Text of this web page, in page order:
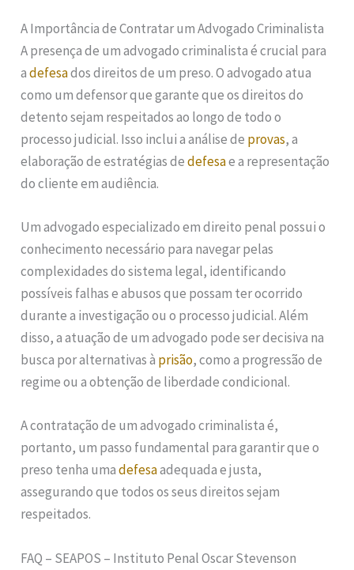
A Importância de Contratar um Advogado Criminalista
A presença de um advogado criminalista é crucial para
adefesados direitos de um preso. O advogado atua
como um defensor que garante que os direitos do
detento sejam respeitados ao longo de todo o
processo judicial. Isso inclui a análise de provas, a
elaboração de estratégias dedefesae a representação
do cliente em audiência.
Um advogado especializado em direito penal possui o
conhecimento necessário para navegar pelas
complexidades do sistema legal, identificando
possíveis falhas e abusos que possam ter ocorrido
durante a investigação ou o processo judicial. Além
disso, a atuação de um advogado pode ser decisiva na
busca por alternativas à prisão, como a progressão de
regime ou a obtenção de liberdade condicional.
A contratação de um advogado criminalista é,
portanto, um passo fundamental para garantir que o
preso tenha umadefesaadequada e justa,
assegurando que todos os seus direitos sejam
respeitados.
FAQ – SEAPOS – Instituto Penal Oscar Stevenson